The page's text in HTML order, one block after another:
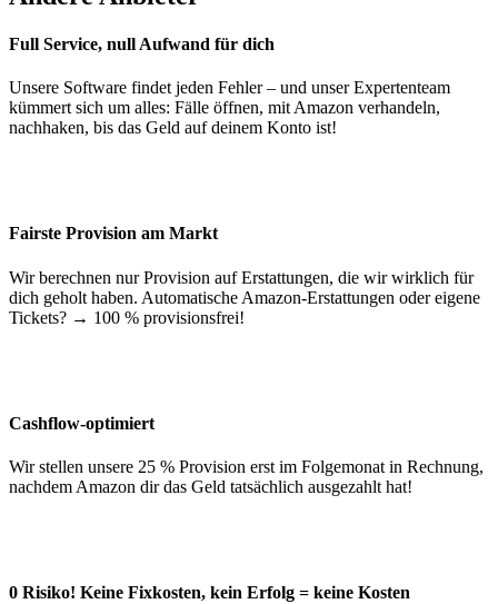
Full Service, null Aufwand für dich
Unsere Software findet jeden Fehler – und unser Expertenteam
kümmert sich um alles: Fälle öffnen, mit Amazon verhandeln,
nachhaken, bis das Geld auf deinem Konto ist!
Fairste Provision am Markt
Wir berechnen nur Provision auf Erstattungen, die wir wirklich für
dich geholt haben. Automatische Amazon-Erstattungen oder eigene
Tickets? → 100 % provisionsfrei!
Cashflow-optimiert
Wir stellen unsere 25 % Provision erst im Folgemonat in Rechnung,
nachdem Amazon dir das Geld tatsächlich ausgezahlt hat!
0 Risiko! Keine Fixkosten, kein Erfolg = keine Kosten